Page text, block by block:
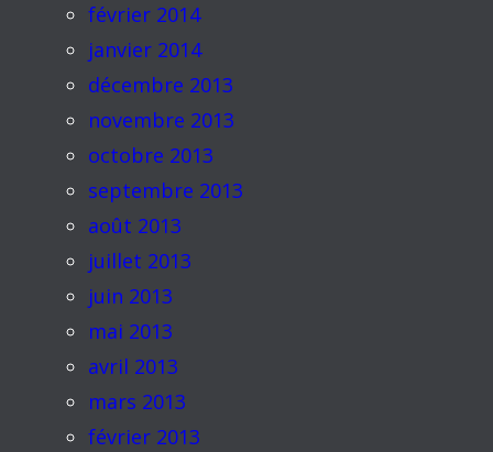
février 2014
janvier 2014
décembre 2013
novembre 2013
octobre 2013
septembre 2013
août 2013
juillet 2013
juin 2013
mai 2013
avril 2013
mars 2013
février 2013